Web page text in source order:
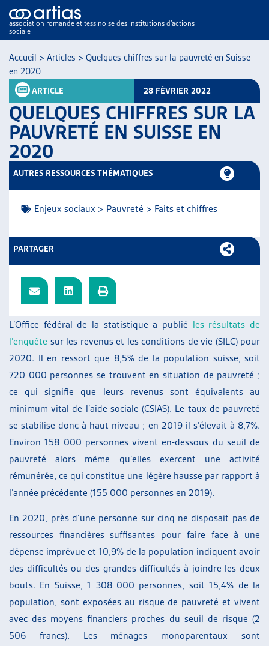
association romande et tessinoise des institutions d’actions
sociale
NOS PUBLICATIONS
ARTICLES
RESSOURCES
GUIDE SOCIAL ROMAND
ARTIAS
L’ASSOCIATION
JOURNÉES D’AUTOMNE
Accueil > Articles > Quelques chiffres sur la pauvreté en Suisse
en 2020
ARTICLE 28 FÉVRIER 2022
QUELQUES CHIFFRES SUR LA
PAUVRETÉ EN SUISSE EN
2020
L’Office fédéral de la statistique a publié les résultats de
l’enquête sur les revenus et les conditions de vie (SILC) pour
2020. Il en ressort que 8,5% de la population suisse, soit
720 000 personnes se trouvent en situation de pauvreté ;
ce qui signifie que leurs revenus sont équivalents au
minimum vital de l’aide sociale (CSIAS). Le taux de pauvreté
se stabilise donc à haut niveau ; en 2019 il s’élevait à 8,7%.
Environ 158 000 personnes vivent en-dessous du seuil de
pauvreté alors même qu’elles exercent une activité
rémunérée, ce qui constitue une légère hausse par rapport à
l’année précédente (155 000 personnes en 2019).
En 2020, près d’une personne sur cinq ne disposait pas de
ressources financières suffisantes pour faire face à une
dépense imprévue et 10,9% de la population indiquent avoir
des difficultés ou des grandes difficultés à joindre les deux
bouts. En Suisse, 1 308 000 personnes, soit 15,4% de la
population, sont exposées au risque de pauvreté et vivent
avec des moyens financiers proches du seuil de risque (2
506 francs). Les ménages monoparentaux sont
AUTRES RESSOURCES THÉMATIQUES
Enjeux sociaux > Pauvreté > Faits et chiffres
PARTAGER